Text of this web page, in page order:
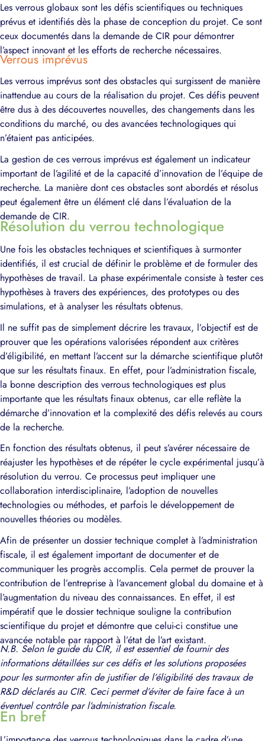
Les verrous globaux sont les défis scientifiques ou techniques
prévus et identifiés dès la phase de conception du projet. Ce sont
ceux documentés dans la demande de CIR pour démontrer
l’aspect innovant et les efforts de recherche nécessaires.
Verrous imprévus
Les verrous imprévus sont des obstacles qui surgissent de manière
inattendue au cours de la réalisation du projet. Ces défis peuvent
être dus à des découvertes nouvelles, des changements dans les
conditions du marché, ou des avancées technologiques qui
n’étaient pas anticipées.
La gestion de ces verrous imprévus est également un indicateur
important de l’agilité et de la capacité d’innovation de l’équipe de
recherche. La manière dont ces obstacles sont abordés et résolus
peut également être un élément clé dans l’évaluation de la
demande de CIR.
Résolution du verrou technologique
Une fois les obstacles techniques et scientifiques à surmonter
identifiés, il est crucial de définir le problème et de formuler des
hypothèses de travail. La phase expérimentale consiste à tester ces
hypothèses à travers des expériences, des prototypes ou des
simulations, et à analyser les résultats obtenus.
Il ne suffit pas de simplement décrire les travaux, l’objectif est de
prouver que les opérations valorisées répondent aux critères
d’éligibilité, en mettant l’accent sur la démarche scientifique plutôt
que sur les résultats finaux. En effet, pour l’administration fiscale,
la bonne description des verrous technologiques est plus
importante que les résultats finaux obtenus, car elle reflète la
démarche d’innovation et la complexité des défis relevés au cours
de la recherche.
En fonction des résultats obtenus, il peut s’avérer nécessaire de
réajuster les hypothèses et de répéter le cycle expérimental jusqu’à
résolution du verrou. Ce processus peut impliquer une
collaboration interdisciplinaire, l’adoption de nouvelles
technologies ou méthodes, et parfois le développement de
nouvelles théories ou modèles.
Afin de présenter un dossier technique complet à l’administration
fiscale, il est également important de documenter et de
communiquer les progrès accomplis. Cela permet de prouver la
contribution de l’entreprise à l’avancement global du domaine et à
l’augmentation du niveau des connaissances. En effet, il est
impératif que le dossier technique souligne la contribution
scientifique du projet et démontre que celui-ci constitue une
avancée notable par rapport à l’état de l’art existant.
N.B. Selon le guide du CIR, il est essentiel de fournir des
informations détaillées sur ces défis et les solutions proposées
pour les surmonter afin de justifier de l’éligibilité des travaux de
R&D déclarés au CIR. Ceci permet d’éviter de faire face à un
éventuel contrôle par l’administration fiscale.
En bref